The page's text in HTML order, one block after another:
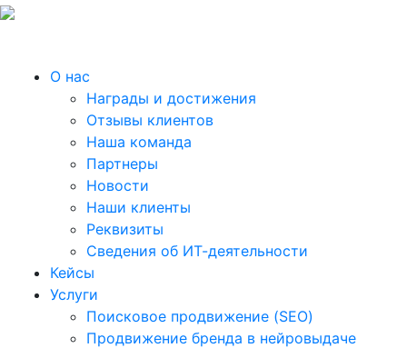
О нас
Награды и достижения
Отзывы клиентов
Наша команда
Партнеры
Новости
Наши клиенты
Реквизиты
Сведения об ИТ-деятельности
Кейсы
Услуги
Поисковое продвижение (SEO)
Продвижение бренда в нейровыдаче